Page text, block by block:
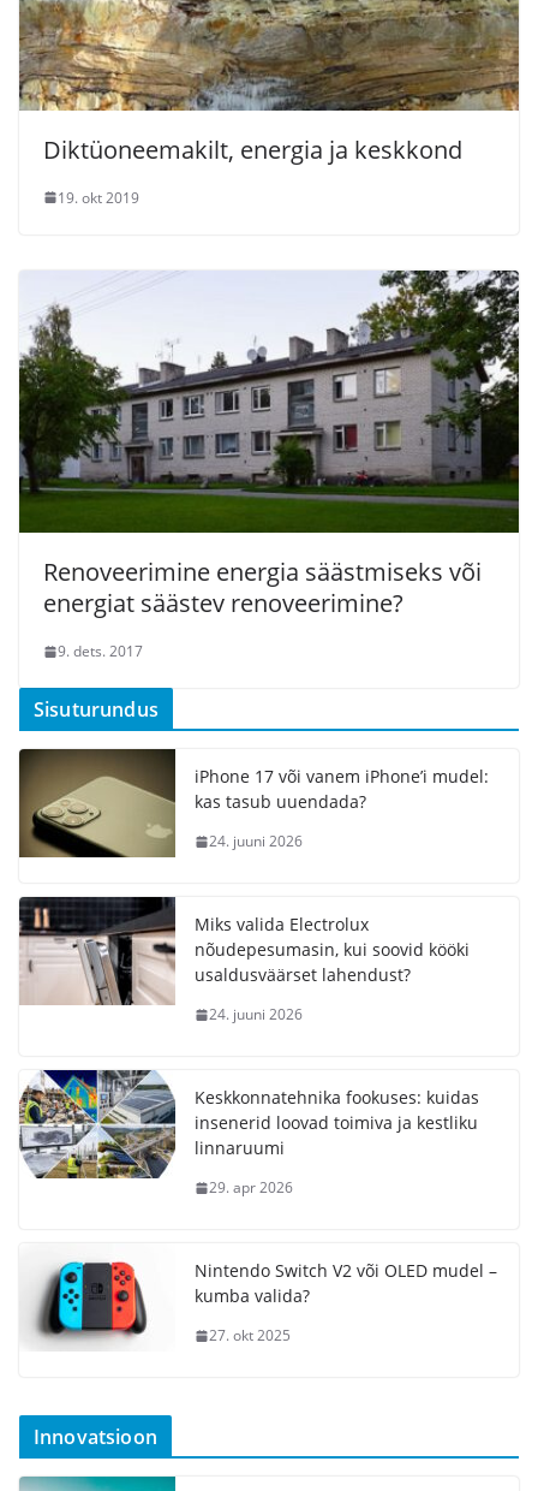
Diktüoneemakilt, energia ja keskkond
19. okt 2019
Renoveerimine energia säästmiseks või
energiat säästev renoveerimine?
9. dets. 2017
Sisuturundus
iPhone 17 või vanem iPhone’i mudel:
kas tasub uuendada?
24. juuni 2026
Miks valida Electrolux
nõudepesumasin, kui soovid kööki
usaldusväärset lahendust?
24. juuni 2026
Keskkonnatehnika fookuses: kuidas
insenerid loovad toimiva ja kestliku
linnaruumi
29. apr 2026
Nintendo Switch V2 või OLED mudel –
kumba valida?
27. okt 2025
Innovatsioon